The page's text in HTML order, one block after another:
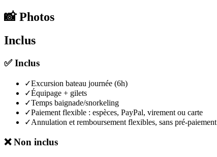
📸Photos
Inclus
✅Inclus
✓Excursion bateau journée (6h)
✓Équipage + gilets
✓Temps baignade/snorkeling
✓Paiement flexible : espèces, PayPal, virement ou carte
✓Annulation et remboursement flexibles, sans pré-paiement
❌Non inclus